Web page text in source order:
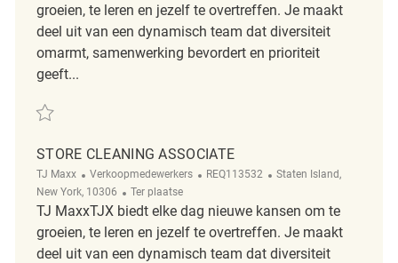
groeien, te leren en jezelf te overtreffen. Je maakt
deel uit van een dynamisch team dat diversiteit
omarmt, samenwerking bevordert en prioriteit
geeft...
Redden Store Cleaning Associate R2318907
STORE CLEANING ASSOCIATE
TJ Maxx Categorie
Verkoopmedewerkers ReqId
REQ113532 Plaats
Staten Island,
New York, 10306
Afgelegen
Ter plaatse
TJ MaxxTJX biedt elke dag nieuwe kansen om te
groeien, te leren en jezelf te overtreffen. Je maakt
deel uit van een dynamisch team dat diversiteit